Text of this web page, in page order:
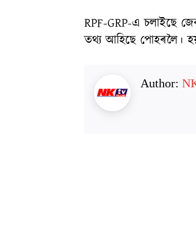
RPF-GRP-এ চলাইছে
তথ্য আহিছে পোহৰলৈ।
Author: